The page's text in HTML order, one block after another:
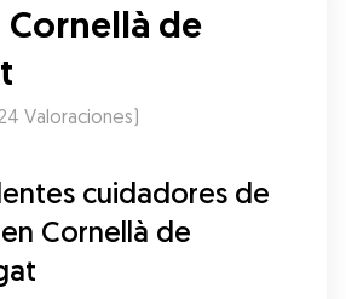
Cornellà de
24 Valoraciones)
cuidadores de
Cornellà de